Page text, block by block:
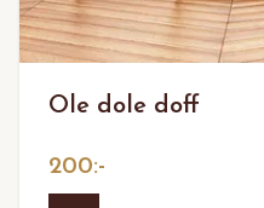
Ole dole doff
200:-